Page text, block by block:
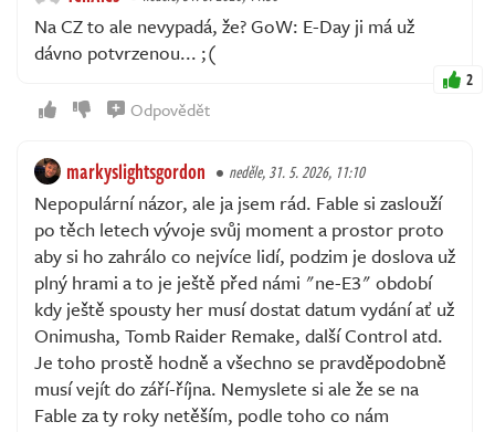
Na CZ to ale nevypadá, že? GoW: E-Day ji má už
dávno potvrzenou... ;(
2
Odpovědět
markyslightsgordon neděle, 31. 5. 2026, 11:10
Nepopulární názor, ale ja jsem rád. Fable si zaslouží
po těch letech vývoje svůj moment a prostor proto
aby si ho zahrálo co nejvíce lidí, podzim je doslova už
plný hrami a to je ještě před námi "ne-E3" období
kdy ještě spousty her musí dostat datum vydání ať už
Onimusha, Tomb Raider Remake, další Control atd.
Je toho prostě hodně a všechno se pravděpodobně
musí vejít do září-října. Nemyslete si ale že se na
Fable za ty roky netěším, podle toho co nám